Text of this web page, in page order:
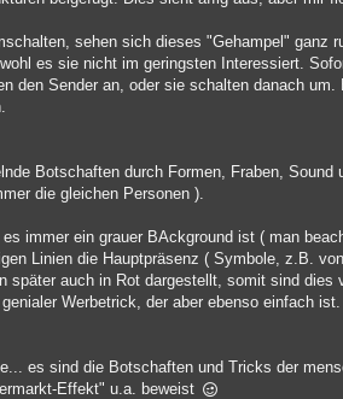
sehen sich dieses "Gehampel" ganz
es sie nicht im geringsten Interessiert.
den Sender an, oder sie schalten danach
Botschaften durch Formen, Fraben,
die gleichen Personen ).
immer ein grauer BAckground ist ( man
Linien die Hauptpräsenz ( Symbole, z.B.
später auch in Rot dargestellt, somit sind
Werbetrick, der aber ebenso einfach ist.
es sind die Botschaften und Tricks der
Effekt" u.a. beweist